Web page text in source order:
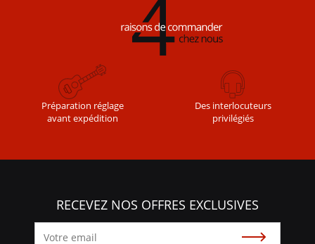
L’ARTICLE
Préparation réglage
avant expédition
Des interlocuteurs
privilégiés
RECEVEZ NOS OFFRES EXCLUSIVES
Souscrire